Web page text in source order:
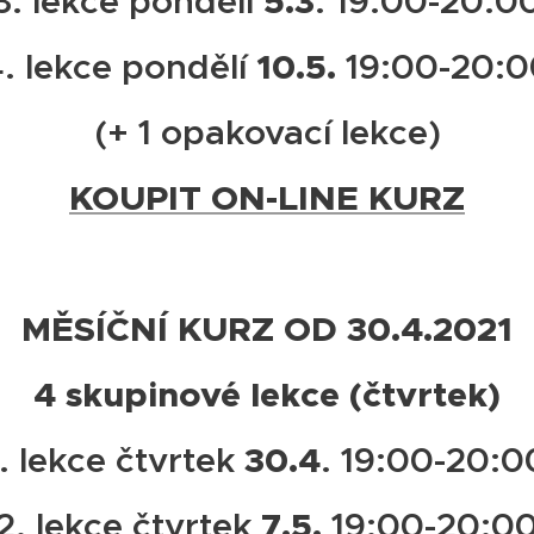
lekce pondělí10.5. 19:00-
(+ 1 opakovací lekce)
KOUPIT ON-LINE KURZ
MĚSÍČNÍ KURZ OD 30.4.2021
4 skupinové lekce (čtvrtek)
lekce čtvrtek 30.4. 19:00-